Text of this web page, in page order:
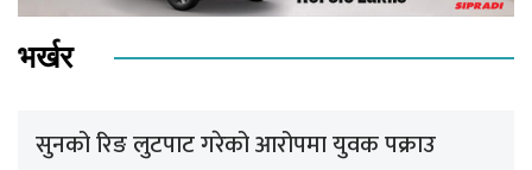
भर्खर
सुनको रिङ लुटपाट गरेको आरोपमा युवक पक्राउ